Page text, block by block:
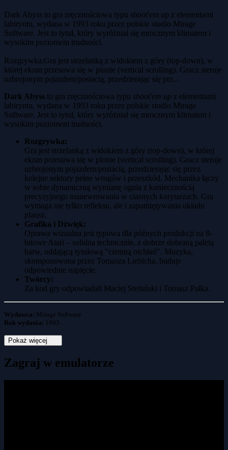
Dark Abyss to gra zręcznościowa typu shoot'em up z elementami
labiryntu, wydana w 1993 roku przez polskie studio Mirage
Software. Jest to tytuł, który wyróżniał się mrocznym klimatem i
wysokim poziomem trudności.
Rozgrywka:Gra jest strzelanką z widokiem z góry (top-down), w
której ekran przesuwa się w pionie (vertical scrolling). Gracz steruje
uzbrojonym pojazdem/postacią, przedzierając się prz...
Dark Abyss to gra zręcznościowa typu shoot'em up z elementami
labiryntu, wydana w 1993 roku przez polskie studio Mirage
Software. Jest to tytuł, który wyróżniał się mrocznym klimatem i
wysokim poziomem trudności.
Rozgrywka:
Gra jest strzelanką z widokiem z góry (top-down), w której
ekran przesuwa się w pionie (vertical scrolling). Gracz steruje
uzbrojonym pojazdem/postacią, przedzierając się przez
kolejne sektory pełne wrogów i przeszkód. Mechanika łączy
w sobie dynamiczną wymianę ognia z koniecznością
precyzyjnego manewrowania w ciasnych korytarzach. Gra
wymaga nie tylko refleksu, ale i zapamiętywania układu
plansz.
Grafika i Dźwięk:
Oprawa wizualna jest typowa dla późnych produkcji na 8-
bitowe Atari – solidna technicznie, z dobrze dobraną paletą
barw, oddającą tytułową "ciemną otchłań". Muzyka,
skomponowana przez Tomasza Liebicha, buduje
odpowiednie napięcie.
Twórcy:
Za kod gry odpowiadali Maciej Stefański i Tomasz Pałka.
Wydawca: Mirage Software
Rok wydania: 1993
Pokaż więcej
Zagraj w emulatorze